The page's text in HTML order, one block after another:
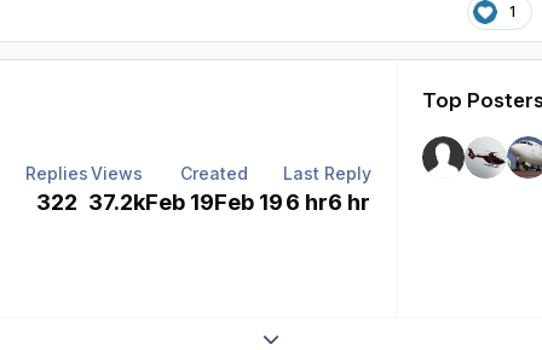
1
Replies
322
Views
37.2k
Created
Feb 19Feb 19
Last Reply
6 hr6 hr
Top
Expand topic overview